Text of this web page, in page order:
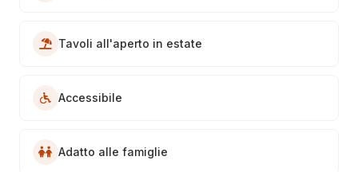
Tavoli all'aperto in estate
Accessibile
Adatto alle famiglie